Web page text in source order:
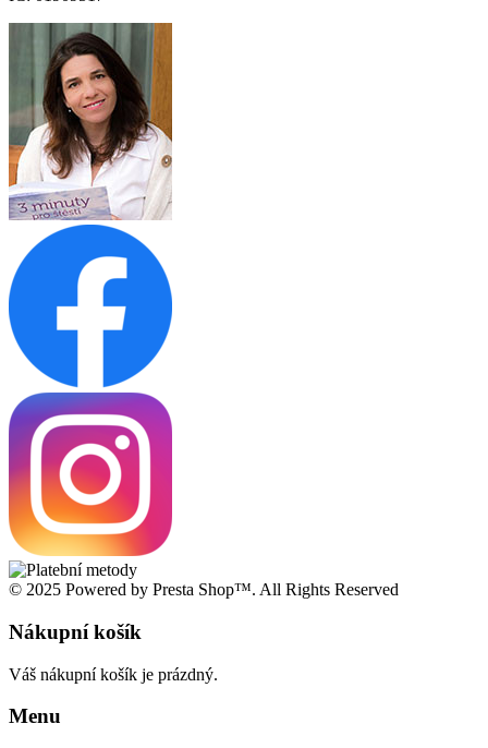
© 2025 Powered by Presta Shop™. All Rights Reserved
Nákupní košík
Váš nákupní košík je prázdný.
Menu